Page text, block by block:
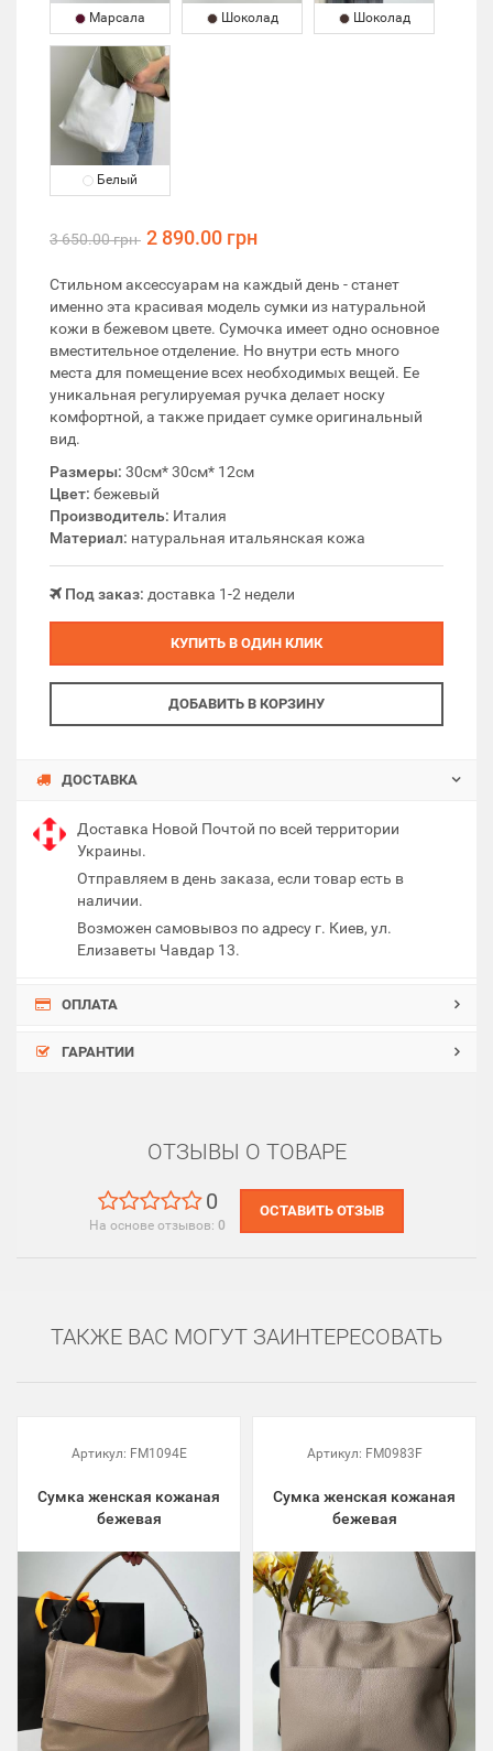
Марсала Шоколад Шоколад
Белый
3 650.00 грн 2 890.00 грн
Стильном аксессуарам на каждый день - станет
именно эта красивая модель сумки из натуральной
кожи в бежевом цвете. Сумочка имеет одно основное
вместительное отделение. Но внутри есть много
места для помещение всех необходимых вещей. Ее
уникальная регулируемая ручка делает носку
комфортной, а также придает сумке оригинальный
вид.
Размеры: 30см* 30см* 12см
Цвет: бежевый
Производитель: Италия
Материал: натуральная итальянская кожа
Под заказ: доставка 1-2 недели
КУПИТЬ В ОДИН КЛИК
ДОБАВИТЬ В КОРЗИНУ
ДОСТАВКА
Доставка Новой Почтой по всей территории
Украины.
Отправляем в день заказа, если товар есть в
наличии.
Возможен самовывоз по адресу г. Киев, ул.
Елизаветы Чавдар 13.
ОПЛАТА
ГАРАНТИИ
ОТЗЫВЫ О ТОВАРЕ
0
На основе отзывов: 0
ОСТАВИТЬ ОТЗЫВ
ТАКЖЕ ВАС МОГУТ ЗАИНТЕРЕСОВАТЬ
Артикул: FM1094E
Сумка женская кожаная
бежевая
Артикул: FM0983F
Сумка женская кожаная
бежевая